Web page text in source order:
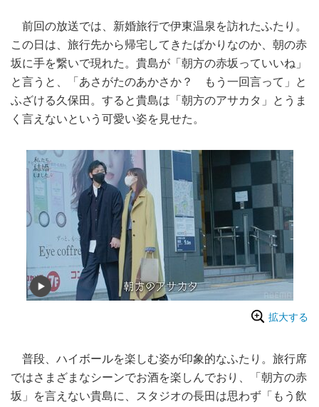
前回の放送では、新婚旅行で伊東温泉を訪れたふたり。
この日は、旅行先から帰宅してきたばかりなのか、朝の赤
坂に手を繋いで現れた。貴島が「朝方の赤坂っていいね」
と言うと、「あさがたのあかさか？ もう一回言って」と
ふざける久保田。すると貴島は「朝方のアサカタ」とうま
く言えないという可愛い姿を見せた。
拡大する
普段、ハイボールを楽しむ姿が印象的なふたり。旅行席
ではさまざまなシーンでお酒を楽しんでおり、「朝方の赤
坂」を言えない貴島に、スタジオの長田は思わず「もう飲